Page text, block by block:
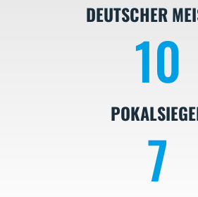
DEUTSCHER
10
7